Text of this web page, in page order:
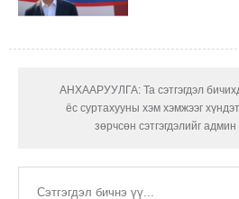
АНХААРУУЛГА: Та сэтгэгдэл
ёс суртахууны хэм хэмжээг
зөрчсөн сэтгэгдэлийг админ